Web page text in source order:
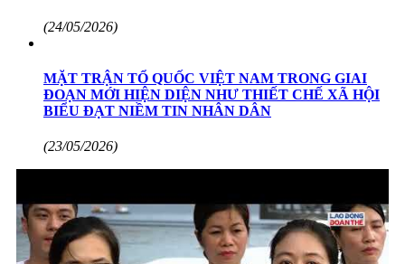
(24/05/2026)
MẶT TRẬN TỔ QUỐC VIỆT NAM TRONG GIAI
ĐOẠN MỚI HIỆN DIỆN NHƯ THIẾT CHẾ XÃ HỘI
BIỂU ĐẠT NIỀM TIN NHÂN DÂN
(23/05/2026)